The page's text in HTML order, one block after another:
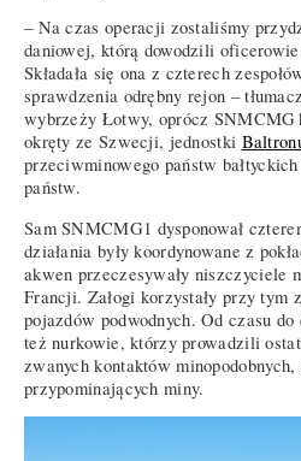
– Na czas operacji zostaliśmy
daniowej, którą dowodzili
Składała się ona z czterech
sprawdzenia odrębny rejon –
wybrzeży Łotwy, oprócz
okręty ze Szwecji, jednostki
przeciwminowego państw
państw.
Sam SNMCMG1 dysponował
działania były koordynowane z
akwen przeczesywały niszczyciele
Francji. Załogi korzystały przy tym
pojazdów podwodnych. Od czasu
też nurkowie, którzy prowadzili
zwanych kontaktów
przypominających miny.